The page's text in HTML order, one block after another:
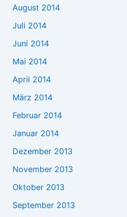
August 2014
Juli 2014
Juni 2014
Mai 2014
April 2014
März 2014
Februar 2014
Januar 2014
Dezember 2013
November 2013
Oktober 2013
September 2013